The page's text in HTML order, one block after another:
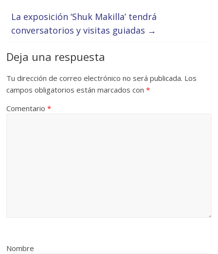
La exposición ‘Shuk Makilla’ tendrá
conversatorios y visitas guiadas →
Deja una respuesta
Tu dirección de correo electrónico no será publicada. Los
campos obligatorios están marcados con*
Comentario*
Nombre